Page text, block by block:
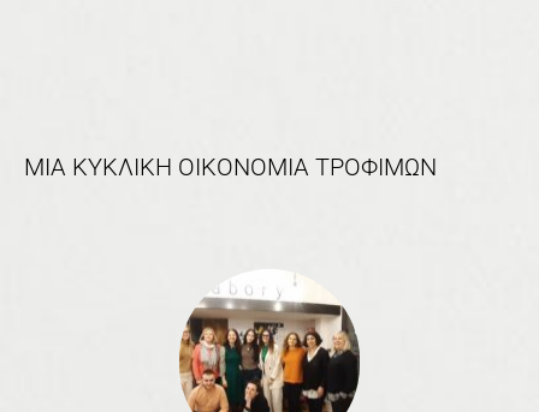
ΜΙΑ ΚΥΚΛΙΚΗ ΟΙΚΟΝΟΜΙΑ ΤΡΟΦΙΜΩΝ